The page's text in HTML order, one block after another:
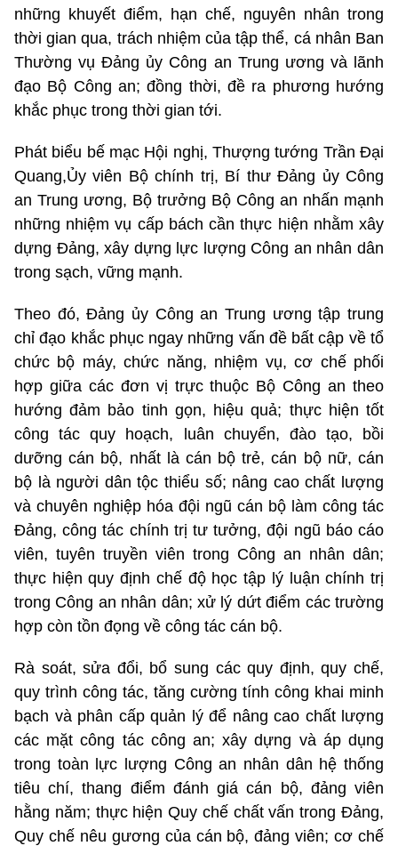
những khuyết điểm, hạn chế, nguyên nhân trong
thời gian qua, trách nhiệm của tập thể, cá nhân Ban
Thường vụ Đảng ủy Công an Trung ương và lãnh
đạo Bộ Công an; đồng thời, đề ra phương hướng
khắc phục trong thời gian tới.
Phát biểu bế mạc Hội nghị, Thượng tướng Trần Đại
Quang,Ủy viên Bộ chính trị, Bí thư Đảng ủy Công
an Trung ương, Bộ trưởng Bộ Công an nhấn mạnh
những nhiệm vụ cấp bách cần thực hiện nhằm xây
dựng Đảng, xây dựng lực lượng Công an nhân dân
trong sạch, vững mạnh.
Theo đó, Đảng ủy Công an Trung ương tập trung
chỉ đạo khắc phục ngay những vấn đề bất cập về tổ
chức bộ máy, chức năng, nhiệm vụ, cơ chế phối
hợp giữa các đơn vị trực thuộc Bộ Công an theo
hướng đảm bảo tinh gọn, hiệu quả; thực hiện tốt
công tác quy hoạch, luân chuyển, đào tạo, bồi
dưỡng cán bộ, nhất là cán bộ trẻ, cán bộ nữ, cán
bộ là người dân tộc thiểu số; nâng cao chất lượng
và chuyên nghiệp hóa đội ngũ cán bộ làm công tác
Đảng, công tác chính trị tư tưởng, đội ngũ báo cáo
viên, tuyên truyền viên trong Công an nhân dân;
thực hiện quy định chế độ học tập lý luận chính trị
trong Công an nhân dân; xử lý dứt điểm các trường
hợp còn tồn đọng về công tác cán bộ.
Rà soát, sửa đổi, bổ sung các quy định, quy chế,
quy trình công tác, tăng cường tính công khai minh
bạch và phân cấp quản lý để nâng cao chất lượng
các mặt công tác công an; xây dựng và áp dụng
trong toàn lực lượng Công an nhân dân hệ thống
tiêu chí, thang điểm đánh giá cán bộ, đảng viên
hằng năm; thực hiện Quy chế chất vấn trong Đảng,
Quy chế nêu gương của cán bộ, đảng viên; cơ chế